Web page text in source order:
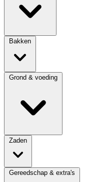
Bakken
Grond & voeding
Zaden
Gereedschap & extra's